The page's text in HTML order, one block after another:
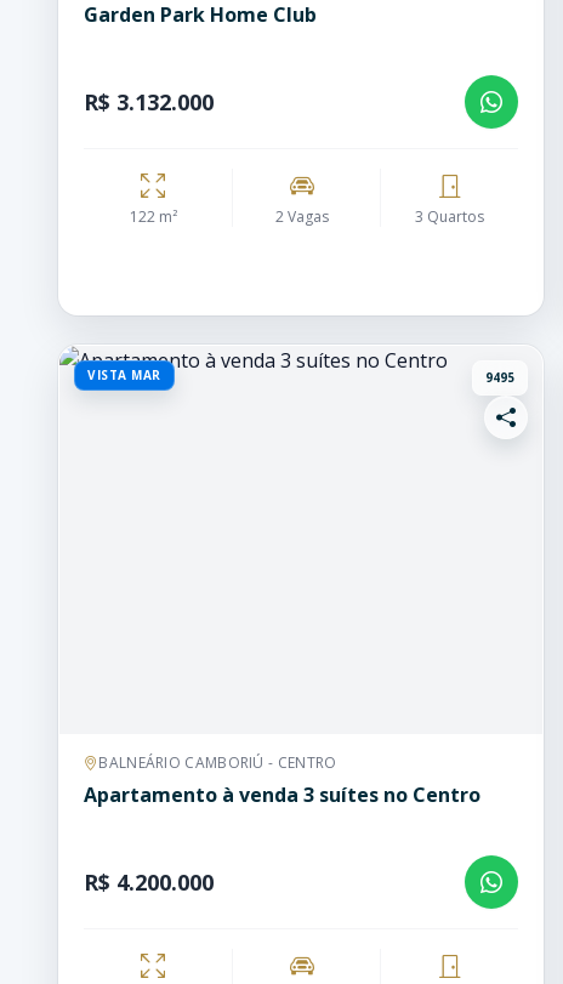
Garden Park Home Club
R$ 3.132.000
122 m² 2 Vagas 3 Quartos
VISTA MAR 9495
BALNEÁRIO CAMBORIÚ - CENTRO
Apartamento à venda 3 suítes no Centro
R$ 4.200.000